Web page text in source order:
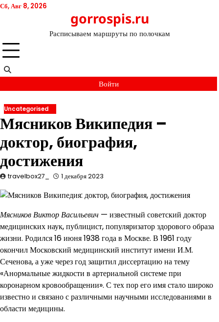
Перейти
Сб, Авг 8, 2026
gorrospis.ru
Расписываем маршруты по полочкам
Войти
Uncategorised
Мясников Википедия –
доктор, биография,
достижения
travelbox27_ 1 декабря 2023
Мясников Виктор Васильевич — известный советский доктор
медицинских наук, публицист, популяризатор здорового образа
жизни. Родился 16 июня 1938 года в Москве. В 1961 году
окончил Московский медицинский институт имени И.М.
Сеченова, а уже через год защитил диссертацию на тему
«Анормальные жидкости в артериальной системе при
коронарном кровообращении». С тех пор его имя стало широко
известно и связано с различными научными исследованиями в
области медицины.